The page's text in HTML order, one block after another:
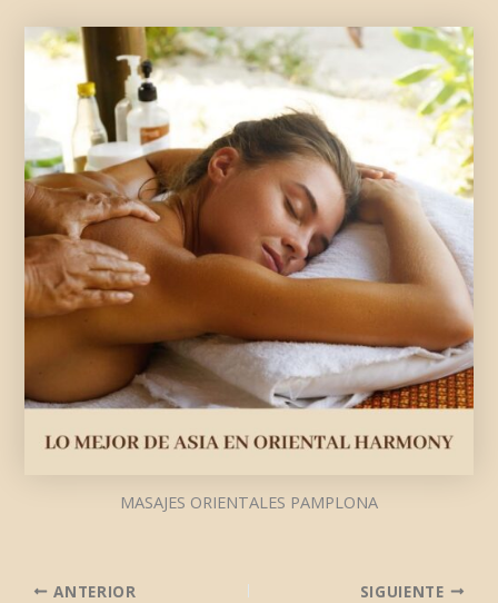
MASAJES ORIENTALES PAMPLONA
ANTERIOR SIGUIENTE